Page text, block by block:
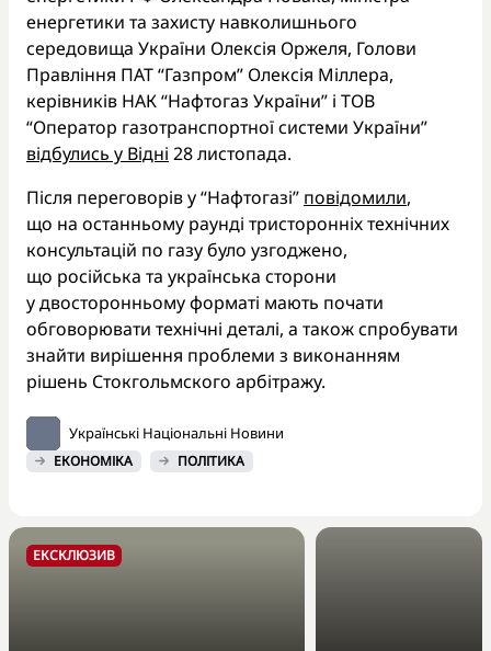
енергетики та захисту навколишнього
середовища України Олексія Оржеля, Голови
Правління ПАТ “Газпром” Олексія Міллера,
керівників НАК “Нафтогаз України” і ТОВ
“Оператор газотранспортної системи України”
відбулись у Відні 28 листопада.
Після переговорів у “Нафтогазі” повідомили,
що на останньому раунді тристоронніх технічних
консультацій по газу було узгоджено,
що російська та українська сторони
у двосторонньому форматі мають почати
обговорювати технічні деталі, а також спробувати
знайти вирішення проблеми з виконанням
рішень Стокгольмского арбітражу.
Українські Національні Новини
ЕКОНОМІКА ПОЛІТИКА
ЕКСКЛЮЗИВ